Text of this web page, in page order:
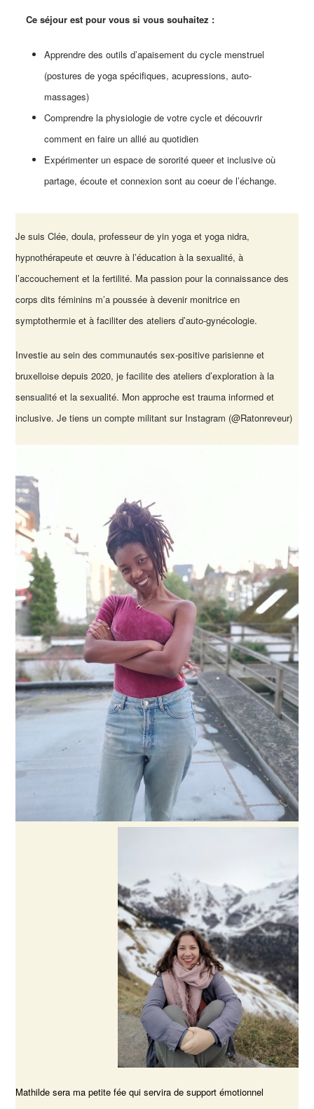
Ce séjour est pour vous si vous souhaitez :
Apprendre des outils d’apaisement du cycle menstruel
(postures de yoga spécifiques, acupressions, auto-
massages)
Comprendre la physiologie de votre cycle et découvrir
comment en faire un allié au quotidien
Expérimenter un espace de sororité queer et inclusive où
partage, écoute et connexion sont au coeur de l’échange.
Je suis Clée, doula, professeur de yin yoga et yoga nidra,
hypnothérapeute et œuvre à l’éducation à la sexualité, à
l’accouchement et la fertilité. Ma passion pour la connaissance des
corps dits féminins m’a poussée à devenir monitrice en
symptothermie et à faciliter des ateliers d’auto-gynécologie.
Investie au sein des communautés sex-positive parisienne et
bruxelloise depuis 2020, je facilite des ateliers d’exploration à la
sensualité et la sexualité. Mon approche est trauma informed et
inclusive. Je tiens un compte militant sur Instagram (@Ratonreveur)
Mathilde sera ma petite fée qui servira de support émotionnel